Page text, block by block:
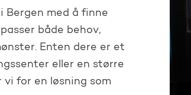
Bergen med å finne
både behov,
Enten dere er et
eller en større
vi for en løsning som